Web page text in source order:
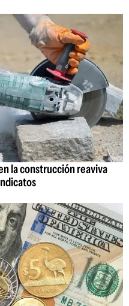
la construcción reaviva